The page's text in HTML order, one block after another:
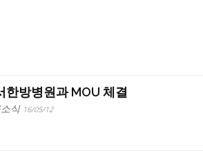
한방병원과 MOU 체결
식 16/05/12